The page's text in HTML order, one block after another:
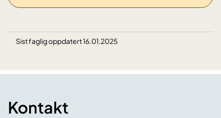
Sist faglig oppdatert 16.01.2025
Kontakt